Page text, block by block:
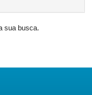
sua busca.